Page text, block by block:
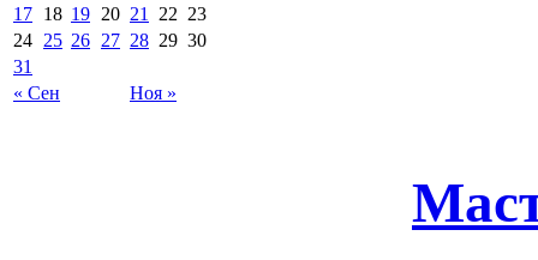
« Сен Ноя »
17 18 19 20 21 22 23
24 25 26 27 28 29 30
31